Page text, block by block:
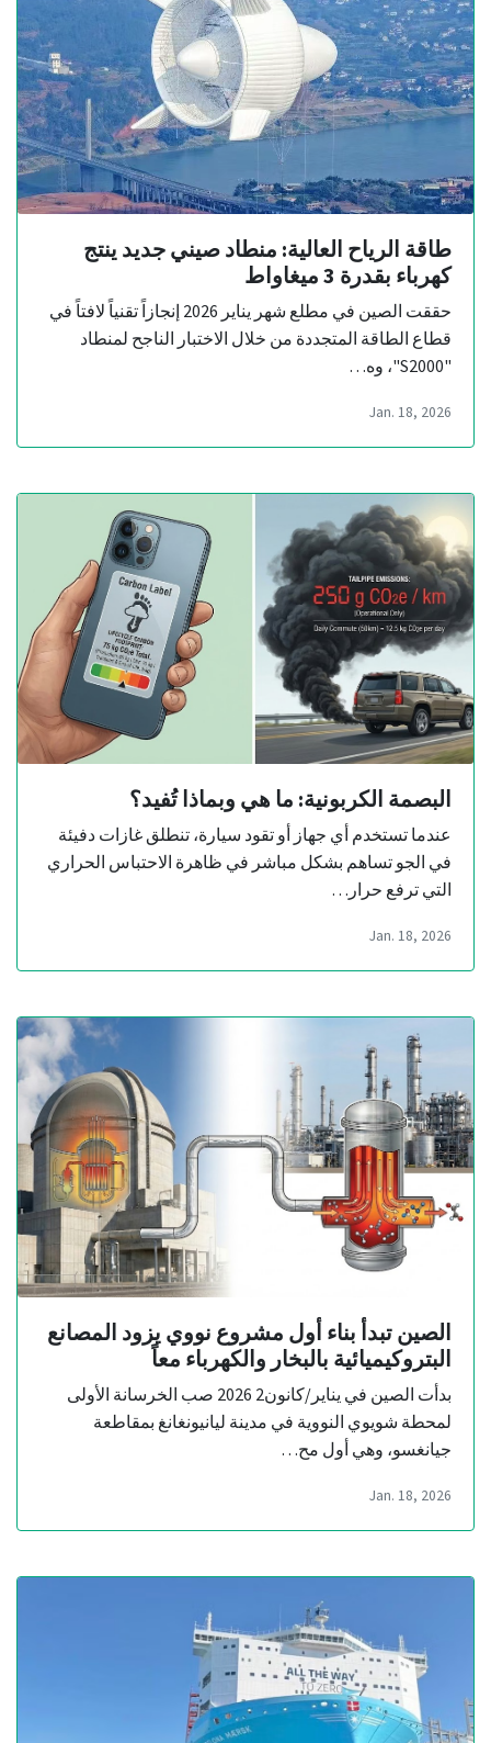
طاقة الرياح العالية: منطاد صيني جديد ينتج
كهرباء بقدرة 3 ميغاواط
حققت الصين في مطلع شهر يناير 2026 إنجازاً تقنياً لافتاً في
قطاع الطاقة المتجددة من خلال الاختبار الناجح لمنطاد
"S2000"، وه…
Jan. 18, 2026
البصمة الكربونية: ما هي وبماذا تُفيد؟
عندما تستخدم أي جهاز أو تقود سيارة، تنطلق غازات دفيئة
في الجو تساهم بشكل مباشر في ظاهرة الاحتباس الحراري
التي ترفع حرار…
Jan. 18, 2026
الصين تبدأ بناء أول مشروع نووي يزود المصانع
البتروكيميائية بالبخار والكهرباء معاً
بدأت الصين في يناير/كانون2 2026 صب الخرسانة الأولى
لمحطة شويوي النووية في مدينة ليانيونغانغ بمقاطعة
جيانغسو، وهي أول مح…
Jan. 18, 2026